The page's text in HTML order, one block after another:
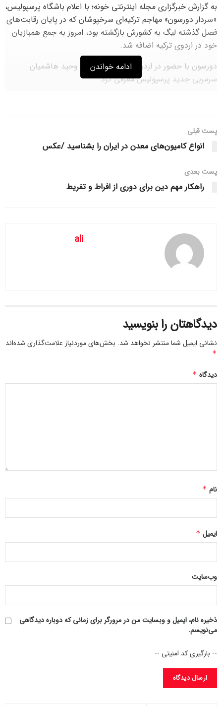
به گزارش خبرگزاری مجله اینترنتی خونه؛ با اعلام باشگاه پرسپولیس،
«سردار دورسون» مهاجم ترکیه‌ای سرخپوشان که در پایان رقابت‌های
فصل گذشته لیگ به کشورش بازگشته بود، امروز به جمع همبازیان
خود در اردوی ترکیه اضافه شد.
دورسون با حضور در اردوی ارزروم، خود را به وحید هاشمیان
سرمربی جدید پرسپولیس معرفی کرد.
ادامه خواندن
پست قبلی
انواع کامیون‌های معدن در ایران را بشناسید /عکس
پست‌ بعدی
راهکار مهم دین برای دوری از افراط و تفریط
ali
دیدگاهتان را بنویسید
نشانی ایمیل شما منتشر نخواهد شد. بخش‌های موردنیاز علامت‌گذاری شده‌اند
*
دیدگاه*
نام*
ایمیل*
وب‌سایت
ذخیره نام، ایمیل و وبسایت من در مرورگر برای زمانی که دوباره دیدگاهی
می‌نویسم.
-- بارگیری کد امنیتی --